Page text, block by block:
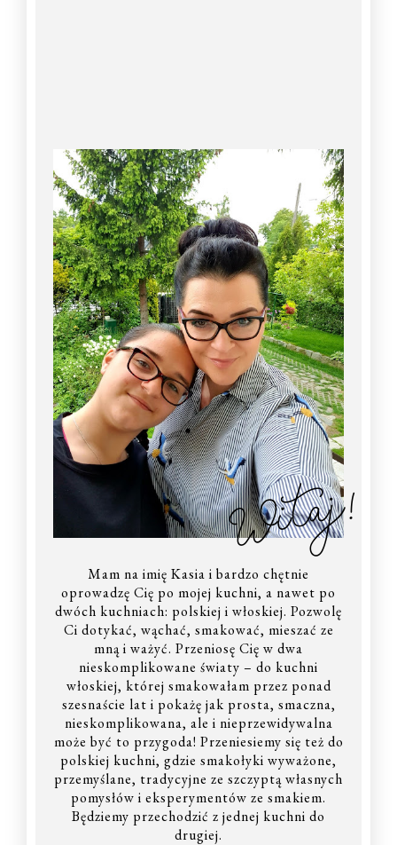
Witaj!
Mam na imię Kasia i bardzo chętnie
oprowadzę Cię po mojej kuchni, a nawet po
dwóch kuchniach: polskiej i włoskiej. Pozwolę
Ci dotykać, wąchać, smakować, mieszać ze
mną i ważyć. Przeniosę Cię w dwa
nieskomplikowane światy – do kuchni
włoskiej, której smakowałam przez ponad
szesnaście lat i pokażę jak prosta, smaczna,
nieskomplikowana, ale i nieprzewidywalna
może być to przygoda! Przeniesiemy się też do
polskiej kuchni, gdzie smakołyki wyważone,
przemyślane, tradycyjne ze szczyptą własnych
pomysłów i eksperymentów ze smakiem.
Będziemy przechodzić z jednej kuchni do
drugiej.